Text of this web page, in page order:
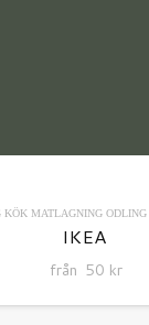
KÖK MATLAGNING ODLING
IKEA
från 50 kr